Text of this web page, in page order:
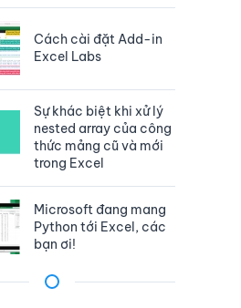
Cách cài đặt Add-in
Excel Labs
Sự khác biệt khi xử lý
nested array của công
thức mảng cũ và mới
trong Excel
Microsoft đang mang
Python tới Excel, các
bạn ơi!